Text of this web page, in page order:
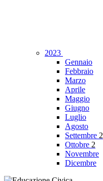
2023
Gennaio
Febbraio
Marzo
Aprile
Maggio
Giugno
Luglio
Agosto
Settembre 2
Ottobre 2
Novembre
Dicembre